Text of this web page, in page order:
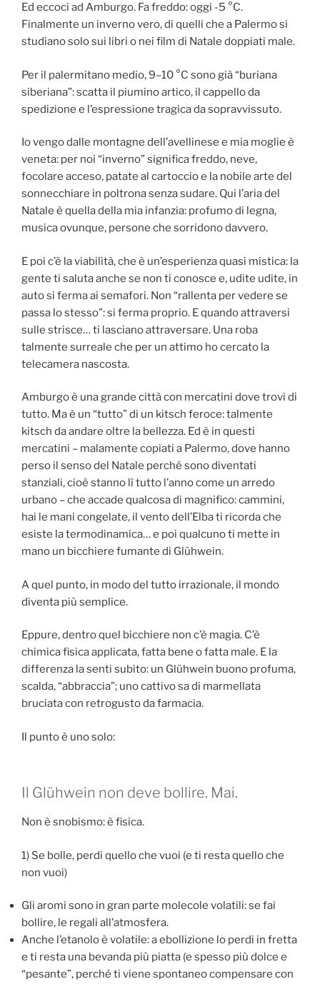
Ed eccoci ad Amburgo. Fa freddo: oggi -5 °C.
Finalmente un inverno vero, di quelli che a Palermo si
studiano solo sui libri o nei film di Natale doppiati male.
Per il palermitano medio, 9–10 °C sono già “buriana
siberiana”: scatta il piumino artico, il cappello da
spedizione e l’espressione tragica da sopravvissuto.
Io vengo dalle montagne dell’avellinese e mia moglie è
veneta: per noi “inverno” significa freddo, neve,
focolare acceso, patate al cartoccio e la nobile arte del
sonnecchiare in poltrona senza sudare. Qui l’aria del
Natale è quella della mia infanzia: profumo di legna,
musica ovunque, persone che sorridono davvero.
E poi c’è la viabilità, che è un’esperienza quasi mistica: la
gente ti saluta anche se non ti conosce e, udite udite, in
auto si ferma ai semafori. Non “rallenta per vedere se
passa lo stesso”: si ferma proprio. E quando attraversi
sulle strisce… ti lasciano attraversare. Una roba
talmente surreale che per un attimo ho cercato la
telecamera nascosta.
Amburgo è una grande città con mercatini dove trovi di
tutto. Ma è un “tutto” di un kitsch feroce: talmente
kitsch da andare oltre la bellezza. Ed è in questi
mercatini – malamente copiati a Palermo, dove hanno
perso il senso del Natale perché sono diventati
stanziali, cioè stanno lì tutto l’anno come un arredo
urbano – che accade qualcosa di magnifico: cammini,
hai le mani congelate, il vento dell’Elba ti ricorda che
esiste la termodinamica… e poi qualcuno ti mette in
mano un bicchiere fumante di Glühwein.
A quel punto, in modo del tutto irrazionale, il mondo
diventa più semplice.
Eppure, dentro quel bicchiere non c’è magia. C’è
chimica fisica applicata, fatta bene o fatta male. E la
differenza la senti subito: un Glühwein buono profuma,
scalda, “abbraccia”; uno cattivo sa di marmellata
bruciata con retrogusto da farmacia.
Il punto è uno solo:
Il Glühwein non deve bollire. Mai.
Non è snobismo: è fisica.
1) Se bolle, perdi quello che vuoi (e ti resta quello che
non vuoi)
Gli aromi sono in gran parte molecole volatili: se fai
bollire, le regali all’atmosfera.
Anche l’etanolo è volatile: a ebollizione lo perdi in fretta
e ti resta una bevanda più piatta (e spesso più dolce e
“pesante”, perché ti viene spontaneo compensare con